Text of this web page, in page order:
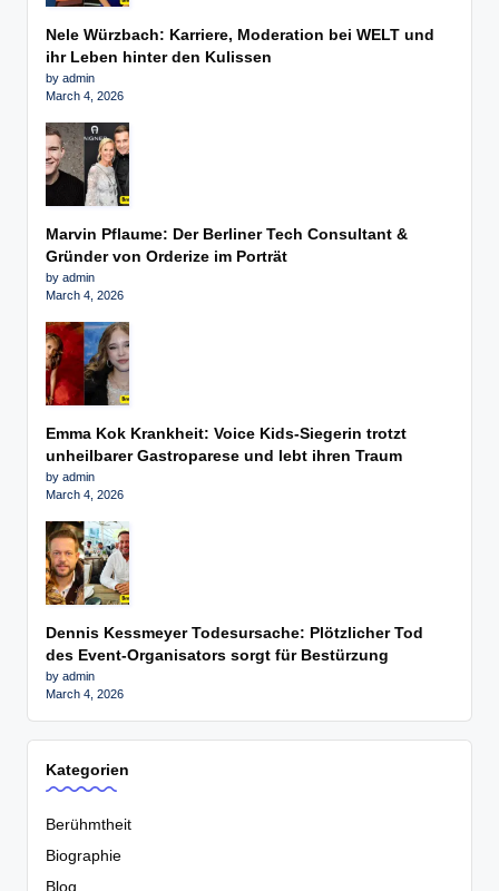
Nele Würzbach: Karriere, Moderation bei WELT und
ihr Leben hinter den Kulissen
by admin
March 4, 2026
Marvin Pflaume: Der Berliner Tech Consultant &
Gründer von Orderize im Porträt
by admin
March 4, 2026
Emma Kok Krankheit: Voice Kids-Siegerin trotzt
unheilbarer Gastroparese und lebt ihren Traum
by admin
March 4, 2026
Dennis Kessmeyer Todesursache: Plötzlicher Tod
des Event-Organisators sorgt für Bestürzung
by admin
March 4, 2026
Kategorien
Berühmtheit
Biographie
Blog